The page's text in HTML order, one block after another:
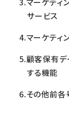
サービス
マーケティ
顧客保有デ
する機能
その他前各